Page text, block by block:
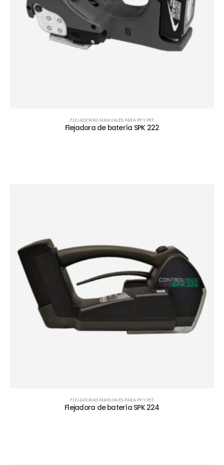
FLEJADORAS MANUALES PARA PP Y PET
Flejadora de batería SPK 222
FLEJADORAS MANUALES PARA PP Y PET
Flejadora de batería SPK 224